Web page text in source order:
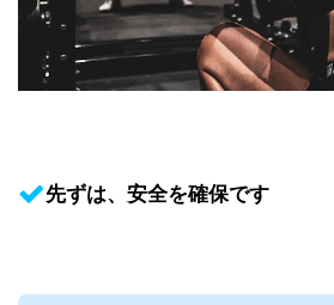
先ずは、安全を確保です